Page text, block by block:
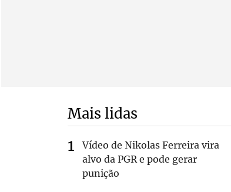
Mais lidas
Vídeo de Nikolas Ferreira vira
alvo da PGR e pode gerar
punição